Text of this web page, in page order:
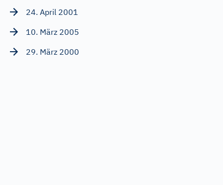
24. April 2001
10. März 2005
29. März 2000